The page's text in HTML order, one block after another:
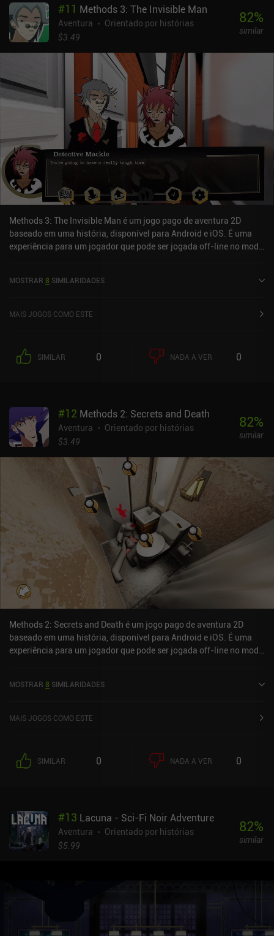
#11 Methods 3: The Invisible Man
Aventura
Orientado por histórias
$3.49
82%
similar
Methods 3: The Invisible Man é um jogo pago de aventura 2D
baseado em uma história, disponível para Android e iOS. É uma
experiência para um jogador que pode ser jogada off-line no modo
MOSTRAR 8 SIMILARIDADES
MAIS JOGOS COMO ESTE
SIMILAR 0 NADA A VER 0
#12 Methods 2: Secrets and Death
Aventura
Orientado por histórias
$3.49
82%
similar
Methods 2: Secrets and Death é um jogo pago de aventura 2D
baseado em uma história, disponível para Android e iOS. É uma
experiência para um jogador que pode ser jogada off-line no modo
MOSTRAR 8 SIMILARIDADES
MAIS JOGOS COMO ESTE
SIMILAR 0 NADA A VER 0
#13 Lacuna - Sci-Fi Noir Adventure
Aventura
Orientado por histórias
$5.99
82%
similar